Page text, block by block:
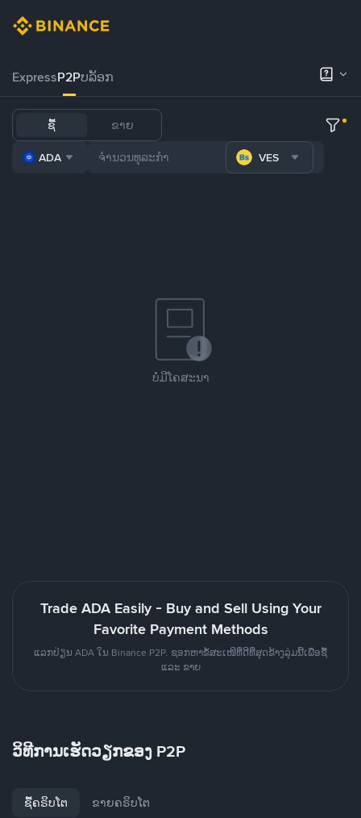
ExpressP2Pບລັອກ
ຊື້ ຂາຍ
ADA VES
ບໍ່ມີໂຄສະນາ
Trade ADA Easily - Buy and Sell Using Your
Favorite Payment Methods
ແລກປ່ຽນ ADA ໃນ Binance P2P. ຊອກຫາຂໍ້ສະເໜີທີ່ດີທີ່ສຸດຂ້າງລຸ່ມນີ້ເພື່ອຊື້
ແລະ ຂາຍ
ວິທີການເຮັດວຽກຂອງ P2P
ຊື້ຄຣິບໂຕ ຂາຍຄຣິບໂຕ